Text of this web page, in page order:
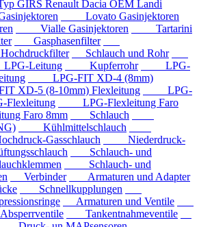
Renault Dacia OEM Landi
Lovato Gasinjektoren
Vialle Gasinjektoren
Tartarini
Gasphasenfilter
Schlauch und Rohr
Leitung Kupferrohr
LPG-
LPG-FIT XD-4 (8mm)
5 (8-10mm) Flexleitung
LPG-
Flexleitung
LPG-Flexleitung Faro
Faro 8mm
Schlauch
Kühlmittelschlauch
Gasschlauch
Niederdruck-
Schlauch- und
Schlauch- und
Verbinder
Armaturen und Adapter
Schnellkupplungen
Armaturen und Ventile
Tankentnahmeventile